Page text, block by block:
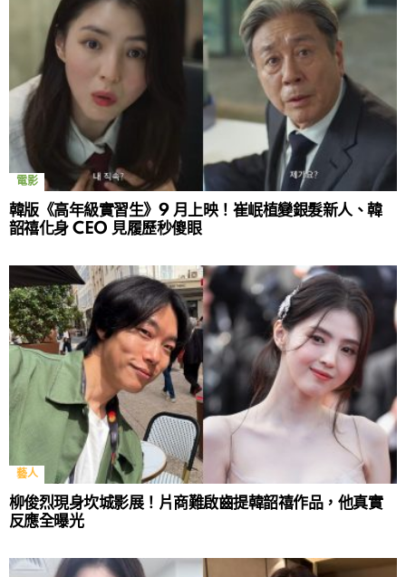
電影
韓版《高年級實習生》9 月上映！崔岷植變銀髮新人、韓
韶禧化身 CEO 見履歷秒傻眼
藝人
柳俊烈現身坎城影展！片商難啟齒提韓韶禧作品，他真實
反應全曝光